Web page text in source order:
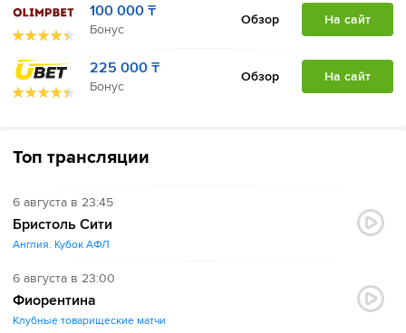
100 000 ₸
Бонус
Обзор На сайт
225 000 ₸
Бонус
Обзор На сайт
Топ трансляции
6 августа в 23:45
Бристоль Сити
Англия. Кубок АФЛ
6 августа в 23:00
Фиорентина
Клубные товарищеские матчи